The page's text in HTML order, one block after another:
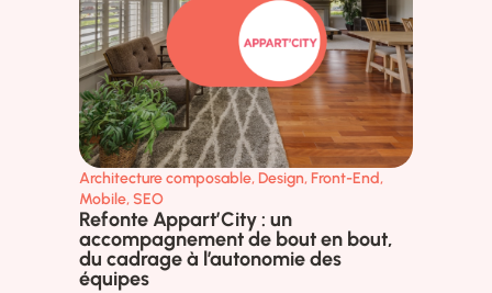
Architecture composable,Design,Front-End,
Mobile,SEO
Refonte Appart’City : un
accompagnement de bout en bout,
du cadrage à l’autonomie des
équipes